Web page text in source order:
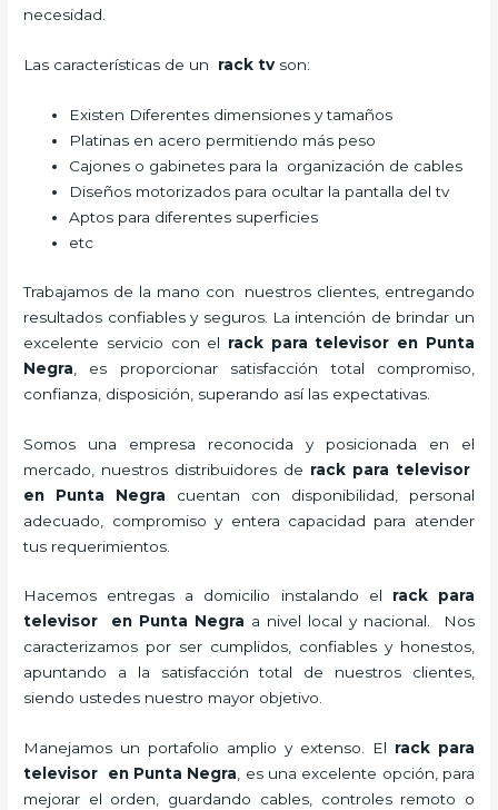
necesidad.
Las características de un rack tv son:
Existen Diferentes dimensiones y tamaños
Platinas en acero permitiendo más peso
Cajones o gabinetes para la organización de cables
Diseños motorizados para ocultar la pantalla del tv
Aptos para diferentes superficies
etc
Trabajamos de la mano con nuestros clientes, entregando
resultados confiables y seguros. La intención de brindar un
excelente servicio con el rack para televisor en Punta
Negra , es proporcionar satisfacción total compromiso,
confianza, disposición, superando así las expectativas.
Somos una empresa reconocida y posicionada en el
mercado, nuestros distribuidores de rack para televisor
en Punta Negra cuentan con disponibilidad, personal
adecuado, compromiso y entera capacidad para atender
tus requerimientos.
Hacemos entregas a domicilio instalando el rack para
televisor en Punta Negra a nivel local y nacional.
Nos
caracterizamos por ser cumplidos, confiables y honestos,
apuntando a la satisfacción total de nuestros clientes,
siendo ustedes nuestro mayor objetivo.
Manejamos un portafolio amplio y extenso. El rack para
televisor en Punta Negra, es una excelente opción, para
mejorar el orden, guardando cables, controles remoto o